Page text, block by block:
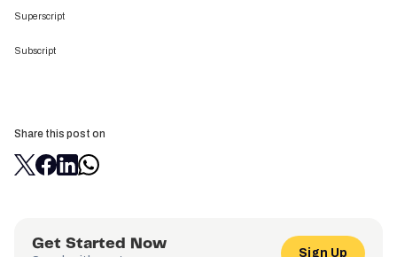
Superscript
Subscript
Share this post on
Get Started Now
Sign Up